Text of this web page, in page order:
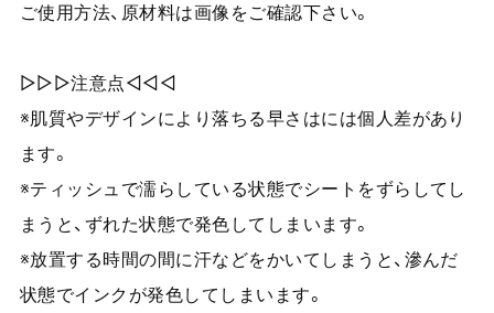
ご使用方法、原材料は画像をご確認下さい。
▷▷▷注意点◁◁◁
※肌質やデザインにより落ちる早さはには個人差があり
ます。
※ティッシュで濡らしている状態でシートをずらしてし
まうと、ずれた状態で発色してしまいます。
※放置する時間の間に汗などをかいてしまうと、滲んだ
状態でインクが発色してしまいます。